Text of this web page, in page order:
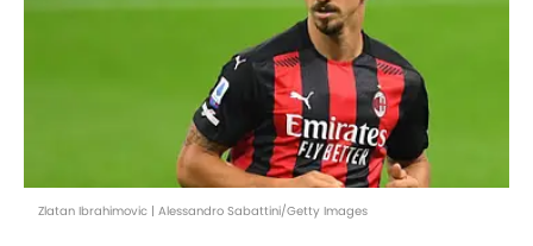
Zlatan Ibrahimovic | Alessandro Sabattini/Getty Images